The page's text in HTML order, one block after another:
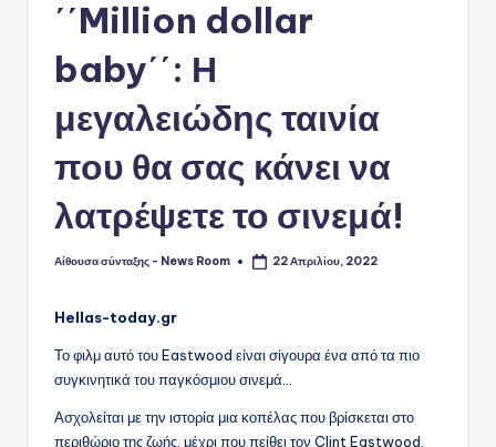
΄΄Million dollar
baby΄΄: Η
μεγαλειώδης ταινία
που θα σας κάνει να
λατρέψετε το σινεμά!
Συγγραφέας:
Αίθουσα σύνταξης - News Room 22 Απριλίου, 2022
Hellas-today.gr
Το φιλμ αυτό του Eastwood είναι σίγουρα ένα από τα πιο
συγκινητικά του παγκόσμιου σινεμά…
Ασχολείται με την ιστορία μια κοπέλας που βρίσκεται στο
περιθώριο της ζωής, μέχρι που πείθει τον Clint Eastwood,